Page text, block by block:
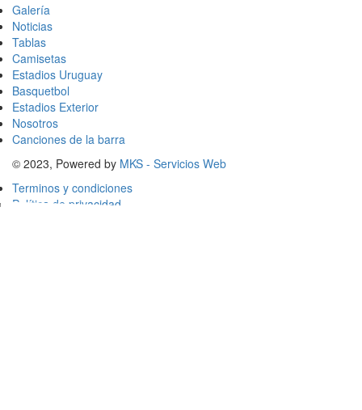
Galería
Noticias
Tablas
Camisetas
Estadios Uruguay
Basquetbol
Estadios Exterior
Nosotros
Canciones de la barra
© 2023, Powered by MKS - Servicios Web
Terminos y condiciones
Política de privacidad